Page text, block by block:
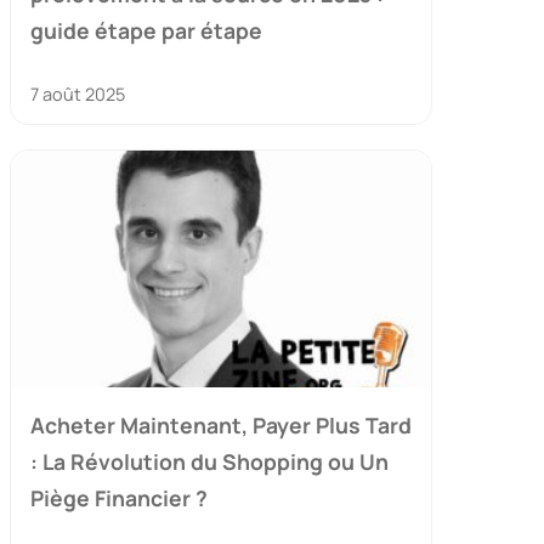
guide étape par étape
7 août 2025
Acheter Maintenant, Payer Plus Tard
: La Révolution du Shopping ou Un
Piège Financier ?